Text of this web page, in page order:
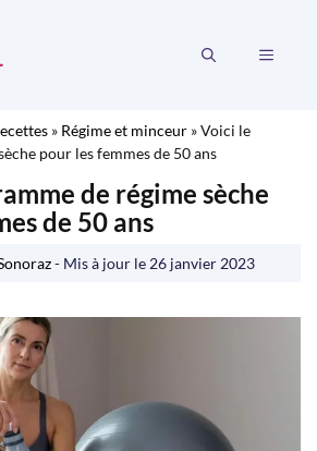
MENU
» Régime et minceur »Voici le
pour les femmes de 50 ans
de régime sèche
de 50 ans
- Mis à jour le 26 janvier 2023